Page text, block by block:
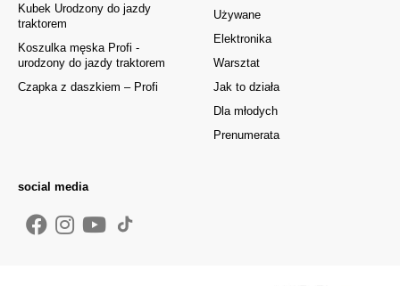
Używane
Elektronika
Warsztat
Jak to działa
Dla młodych
Prenumerata
Kubek Urodzony do jazdy
traktorem
Koszulka męska Profi -
urodzony do jazdy traktorem
Czapka z daszkiem – Profi
social media